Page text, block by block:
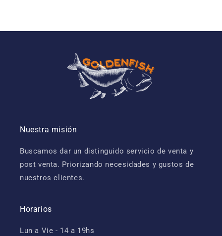
Nuestra misión
Buscamos dar un distinguido servicio de venta y
post venta. Priorizando necesidades y gustos de
nuestros clientes.
Horarios
Lun a Vie - 14 a 19hs